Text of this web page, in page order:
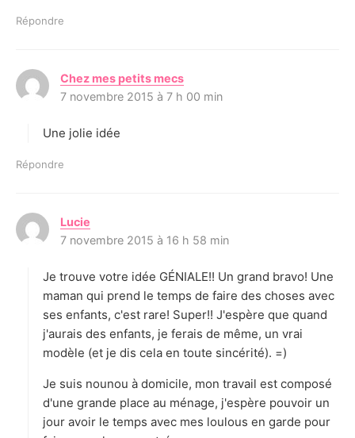
Répondre
Chez mes petits mecs
7 novembre 2015 à 7 h 00 min
Une jolie idée
Répondre
Lucie
i
:
7 novembre 2015 à 16 h 58 min
Je trouve votre idée GÉNIALE!! Un grand bravo! Une
maman qui prend le temps de faire des choses avec
ses enfants, c'est rare! Super!! J'espère que quand
j'aurais des enfants, je ferais de même, un vrai
modèle (et je dis cela en toute sincérité). =)
Je suis nounou à domicile, mon travail est composé
d'une grande place au ménage, j'espère pouvoir un
jour avoir le temps avec mes loulous en garde pour